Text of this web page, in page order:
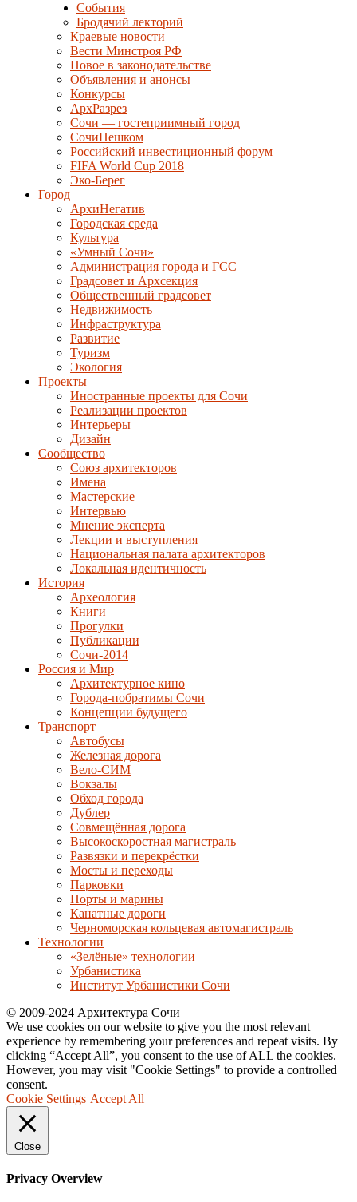
События
Бродячий лекторий
Краевые новости
Вести Минстроя РФ
Новое в законодательстве
Объявления и анонсы
Конкурсы
АрхРазрез
Сочи — гостеприимный город
СочиПешком
Российский инвестиционный форум
FIFA World Cup 2018
Эко-Берег
Город
АрхиНегатив
Городская среда
Культура
«Умный Сочи»
Администрация города и ГСС
Градсовет и Архсекция
Общественный градсовет
Недвижимость
Инфраструктура
Развитие
Туризм
Экология
Проекты
Иностранные проекты для Сочи
Реализации проектов
Интерьеры
Дизайн
Сообщество
Союз архитекторов
Имена
Мастерские
Интервью
Мнение эксперта
Лекции и выступления
Национальная палата архитекторов
Локальная идентичность
История
Археология
Книги
Прогулки
Публикации
Сочи-2014
Россия и Мир
Архитектурное кино
Города-побратимы Сочи
Концепции будущего
Транспорт
Автобусы
Железная дорога
Вело-СИМ
Вокзалы
Обход города
Дублер
Совмещённая дорога
Высокоскоростная магистраль
Развязки и перекрёстки
Мосты и переходы
Парковки
Порты и марины
Канатные дороги
Черноморская кольцевая автомагистраль
Технологии
«Зелёные» технологии
Урбанистика
Институт Урбанистики Сочи
© 2009-2024 Архитектура Сочи
We use cookies on our website to give you the most relevant
experience by remembering your preferences and repeat visits. By
clicking “Accept All”, you consent to the use of ALL the cookies.
However, you may visit "Cookie Settings" to provide a controlled
consent.
Cookie Settings Accept All
Close
Privacy Overview